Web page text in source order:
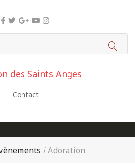
Contact
/Adoration